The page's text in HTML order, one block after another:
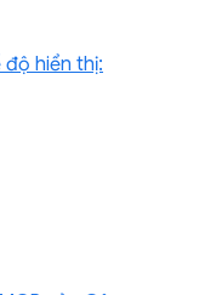
hiển thị: